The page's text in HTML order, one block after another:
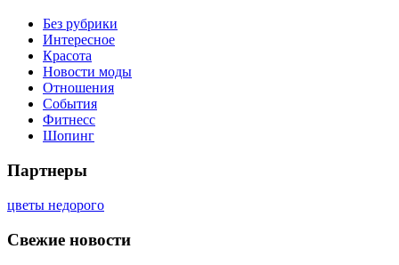
Без рубрики
Интересное
Красота
Новости моды
Отношения
События
Фитнесс
Шопинг
Партнеры
цветы недорого
Свежие новости